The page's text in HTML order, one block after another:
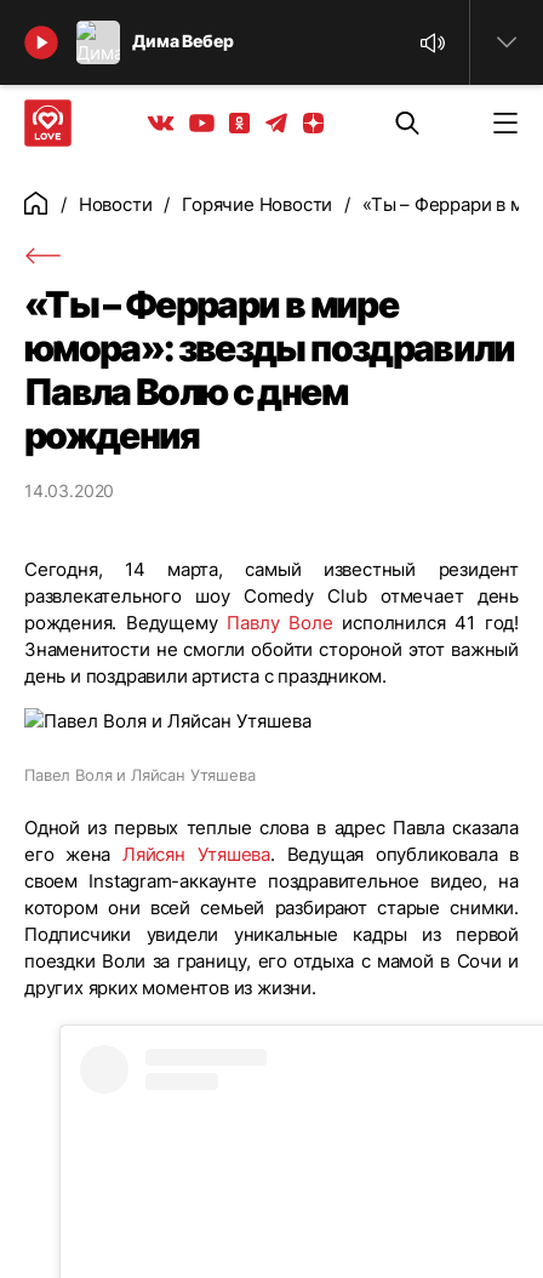
Дима Вебер
Найти
Вконтакте
YoutubeОдноклассники
ТелеграмЯндекс дзен
ГлавнаяНовости Горячие Новости «Ты – Феррари в
«Ты – Феррари в мире
юмора»: звезды поздравили
Павла Волю с днем
рождения
14.03.2020
Сегодня, 14 марта, самый известный резидент
развлекательного шоу Comedy Club отмечает день
рождения. Ведущему Павлу Воле исполнился 41 год!
Знаменитости не смогли обойти стороной этот важный
день и поздравили артиста с праздником.
Павел Воля и Ляйсан Утяшева
Одной из первых теплые слова в адрес Павла сказала
его женаЛяйсян Утяшева. Ведущая опубликовала в
своем Instagram-аккаунте поздравительное видео, на
котором они всей семьей разбирают старые снимки.
Подписчики увидели уникальные кадры из первой
поездки Воли за границу, его отдыха с мамой в Сочи и
других ярких моментов из жизни.